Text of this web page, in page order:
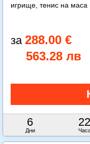
игрище, тенис на маса
288.00 €
563.28 лв
6
Дни
22